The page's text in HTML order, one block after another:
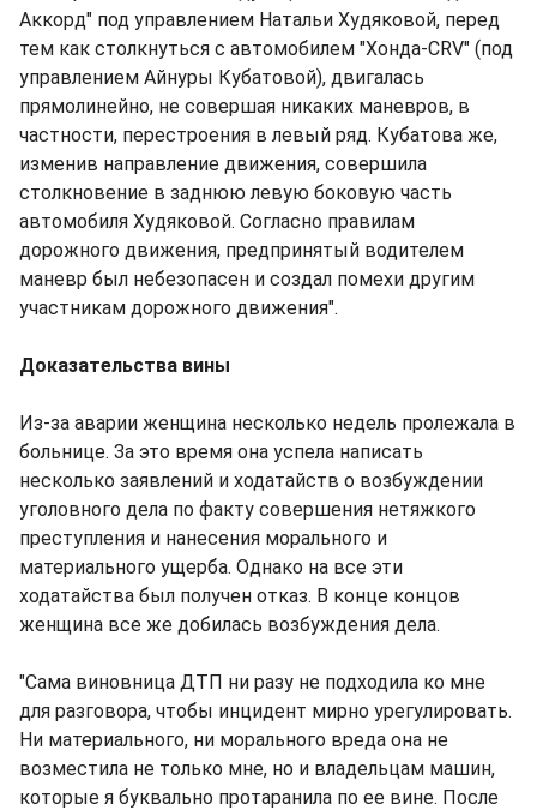
Аккорд" под управлением Натальи Худяковой, перед
тем как столкнуться с автомобилем "Хонда-CRV" (под
управлением Айнуры Кубатовой), двигалась
прямолинейно, не совершая никаких маневров, в
частности, перестроения в левый ряд. Кубатова же,
изменив направление движения, совершила
столкновение в заднюю левую боковую часть
автомобиля Худяковой. Согласно правилам
дорожного движения, предпринятый водителем
маневр был небезопасен и создал помехи другим
участникам дорожного движения".
Доказательства вины
Из-за аварии женщина несколько недель пролежала в
больнице. За это время она успела написать
несколько заявлений и ходатайств о возбуждении
уголовного дела по факту совершения нетяжкого
преступления и нанесения морального и
материального ущерба. Однако на все эти
ходатайства был получен отказ. В конце концов
женщина все же добилась возбуждения дела.
"Сама виновница ДТП ни разу не подходила ко мне
для разговора, чтобы инцидент мирно урегулировать.
Ни материального, ни морального вреда она не
возместила не только мне, но и владельцам машин,
которые я буквально протаранила по ее вине. После